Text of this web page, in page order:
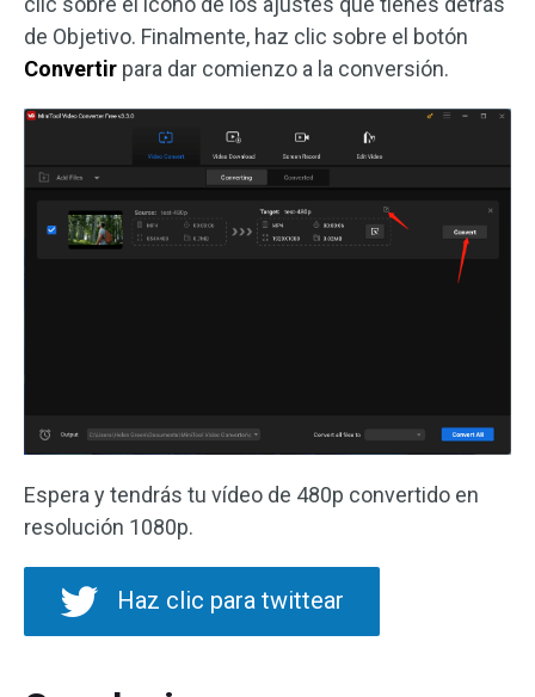
de Objetivo. Finalmente, haz clic sobre el botón
Convertir para dar comienzo a la conversión.
Espera y tendrás tu vídeo de 480p convertido en
resolución 1080p.
Haz clic para twittear